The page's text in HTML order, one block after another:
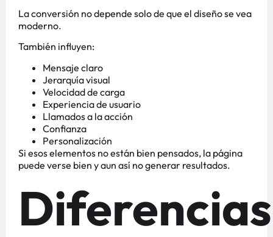
La conversión no depende solo de que el diseño se vea
moderno.
También influyen:
Mensaje claro
Jerarquía visual
Velocidad de carga
Experiencia de usuario
Llamados a la acción
Confianza
Personalización
Si esos elementos no están bien pensados, la página
puede verse bien y aun así no generar resultados.
Diferencias